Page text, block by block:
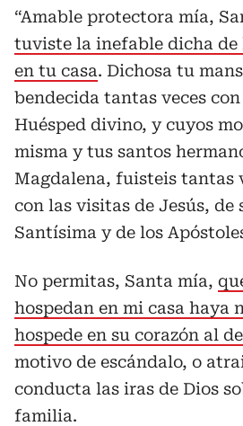
“Amable protectora mía,
tuviste la inefable dicha de
en tu casa. Dichosa tu
bendecida tantas veces
Huésped divino, y cuyos
misma y tus santos
Magdalena, fuisteis tantas
con las visitas de Jesús, de
Santísima y de los
No permitas, Santa mía,
hospedan en mi casa haya
hospede en su corazón al
motivo de escándalo, o
conducta las iras de Dios
familia.